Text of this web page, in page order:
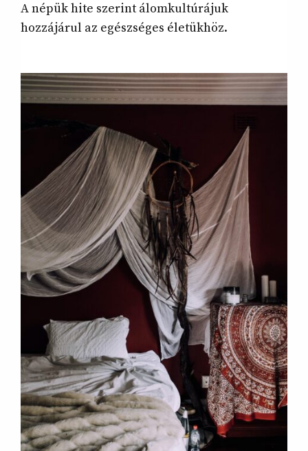
A népük hite szerint álomkultúrájuk
hozzájárul az egészséges életükhöz.